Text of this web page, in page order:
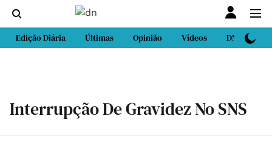
Edição Diária Últimas Opinião Vídeos DN Sport
Interrupção De Gravidez No SNS